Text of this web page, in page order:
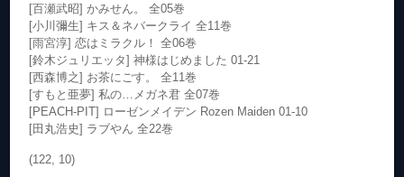
[百瀬武昭] かみせん。 全05巻
[小川彌生] キス＆ネバークライ 全11巻
[雨宮淳] 恋はミラクル！ 全06巻
[鈴木ジュリエッタ] 神様はじめました 01-21
[西森博之] お茶にごす。 全11巻
[すもと亜夢] 私の…メガネ君 全07巻
[PEACH-PIT] ローゼンメイデン Rozen Maiden 01-10
[田丸浩史] ラブやん 全22巻
(122, 10)